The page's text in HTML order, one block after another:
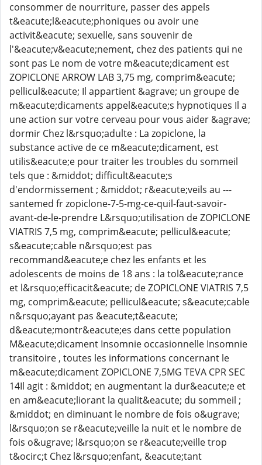
consommer de nourriture, passer des appels
t&eacute;l&eacute;phoniques ou avoir une
activit&eacute; sexuelle, sans souvenir de
l'&eacute;v&eacute;nement, chez des patients qui ne
sont pas Le nom de votre m&eacute;dicament est
ZOPICLONE ARROW LAB 3,75 mg, comprim&eacute;
pellicul&eacute; Il appartient &agrave; un groupe de
m&eacute;dicaments appel&eacute;s hypnotiques Il a
une action sur votre cerveau pour vous aider &agrave;
dormir Chez l&rsquo;adulte : La zopiclone, la
substance active de ce m&eacute;dicament, est
utilis&eacute;e pour traiter les troubles du sommeil
tels que : &middot; difficult&eacute;s
d'endormissement ; &middot; r&eacute;veils au ---
santemed fr zopiclone-7-5-mg-ce-quil-faut-savoir-
avant-de-le-prendre L&rsquo;utilisation de ZOPICLONE
VIATRIS 7,5 mg, comprim&eacute; pellicul&eacute;
s&eacute;cable n&rsquo;est pas
recommand&eacute;e chez les enfants et les
adolescents de moins de 18 ans : la tol&eacute;rance
et l&rsquo;efficacit&eacute; de ZOPICLONE VIATRIS 7,5
mg, comprim&eacute; pellicul&eacute; s&eacute;cable
n&rsquo;ayant pas &eacute;t&eacute;
d&eacute;montr&eacute;es dans cette population
M&eacute;dicament Insomnie occasionnelle Insomnie
transitoire , toutes les informations concernant le
m&eacute;dicament ZOPICLONE 7,5MG TEVA CPR SEC
14Il agit : &middot; en augmentant la dur&eacute;e et
en am&eacute;liorant la qualit&eacute; du sommeil ;
&middot; en diminuant le nombre de fois o&ugrave;
l&rsquo;on se r&eacute;veille la nuit et le nombre de
fois o&ugrave; l&rsquo;on se r&eacute;veille trop
t&ocirc;t Chez l&rsquo;enfant, &eacute;tant